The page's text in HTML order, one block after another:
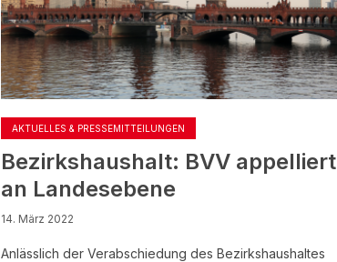
AKTUELLES & PRESSEMITTEILUNGEN
Bezirkshaushalt: BVV appelliert
an Landesebene
14. März 2022
Anlässlich der Verabschiedung des Bezirkshaushaltes